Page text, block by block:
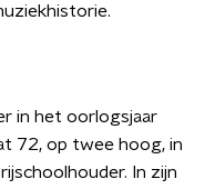
in het oorlogsjaar
72, op twee hoog, in
In zijn